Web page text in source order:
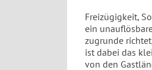
Freizügigkeit,
ein
zugrunde
ist dabei das
von den